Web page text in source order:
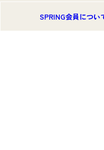
SPRING会員につい